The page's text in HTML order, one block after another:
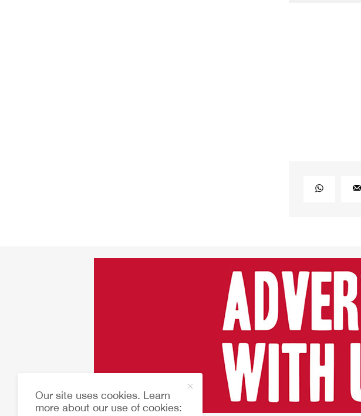
Our site uses cookies. Learn
more about our use of cookies: